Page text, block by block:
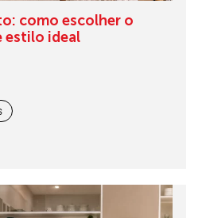
como escolher o
estilo ideal